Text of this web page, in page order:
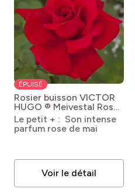
ÉPUISÉ
Rosier buisson VICTOR
HUGO ® Meivestal Rosa
'Meivestal' VICTOR
HUGO®
Le petit + : Son intense
parfum rose de mai
Voir le détail